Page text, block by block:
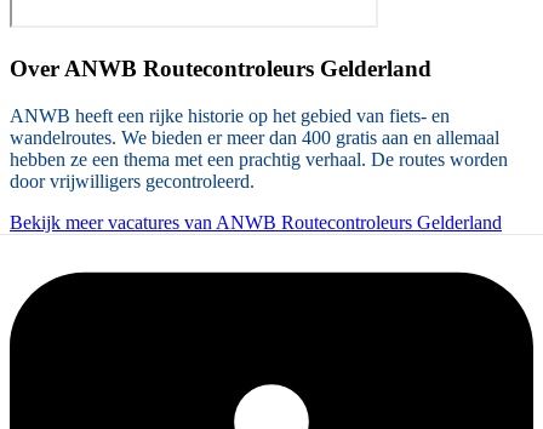
Over ANWB Routecontroleurs Gelderland
ANWB heeft een rijke historie op het gebied van fiets- en
wandelroutes. We bieden er meer dan 400 gratis aan en allemaal
hebben ze een thema met een prachtig verhaal. De routes worden
door vrijwilligers gecontroleerd.
Bekijk meer vacatures van ANWB Routecontroleurs Gelderland